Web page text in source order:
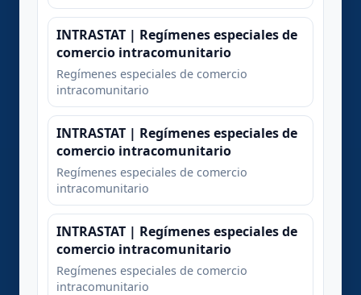
INTRASTAT | Regímenes especiales de
comercio intracomunitario
Regímenes especiales de comercio
intracomunitario
INTRASTAT | Regímenes especiales de
comercio intracomunitario
Regímenes especiales de comercio
intracomunitario
INTRASTAT | Regímenes especiales de
comercio intracomunitario
Regímenes especiales de comercio
intracomunitario